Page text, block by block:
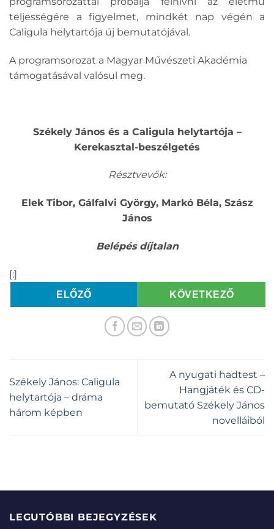
teljességére a figyelmet, mindkét nap végén a
Caligula helytartója új bemutatójával.
A programsorozat a Magyar Művészeti Akadémia
támogatásával valósul meg.
Székely János és a Caligula helytartója –
Kerekasztal-beszélgetés
Résztvevők:
Elek Tibor, Gálfalvi György, Markó Béla, Szász
János
Belépés díjtalan
[:]
ELŐZŐ KÖVETKEZŐ
Székely János: Caligula
helytartója – dráma
három képben
A nyugati hadtest –
Hangjáték és CD-
bemutató Székely János
novelláiból
LEGUTÓBBI BEJEGYZÉSEK